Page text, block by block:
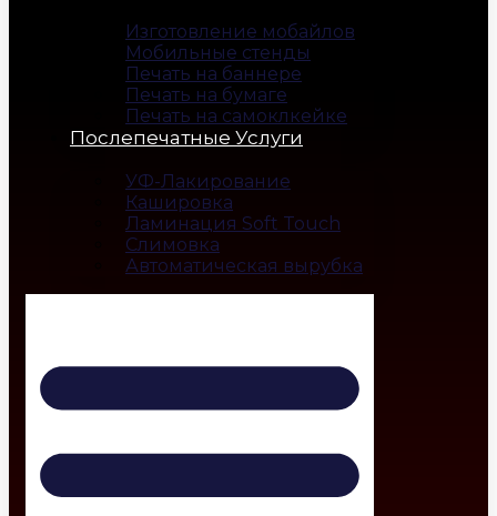
Изготовление мобайлов
Мобильные стенды
Печать на баннере
Печать на бумаге
Печать на самоклкейке
Послепечатные Услуги
УФ-Лакирование
Кашировка
Ламинация Soft Touch
Слимовка
Автоматическая вырубка